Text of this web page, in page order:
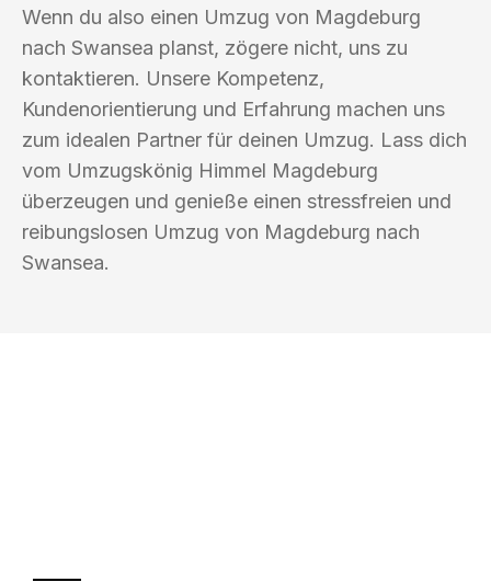
Wenn du also einen Umzug von Magdeburg
nach Swansea planst, zögere nicht, uns zu
kontaktieren. Unsere Kompetenz,
Kundenorientierung und Erfahrung machen uns
zum idealen Partner für deinen Umzug. Lass dich
vom Umzugskönig Himmel Magdeburg
überzeugen und genieße einen stressfreien und
reibungslosen Umzug von Magdeburg nach
Swansea.